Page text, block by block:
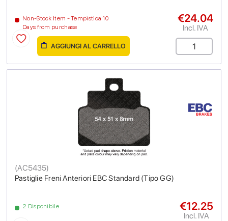
Non-Stock Item - Tempistica 10
Days from purchase
€24.04
Incl. IVA
AGGIUNGI AL CARRELLO
Pastiglie Freni Anteriori EBC Standard (Tipo GG)
(AC5435)
2 Disponibile €12.25
Incl. IVA